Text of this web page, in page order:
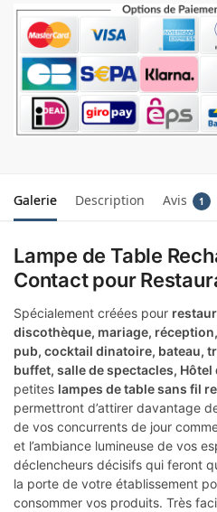
Galerie Description Avis 1
Lampe de Table
Contact pour
Spécialement créées pour
discothèque, mariage,
pub, cocktail dinatoire, bateau,
buffet, salle de spectacles, Hôtel
petites lampes de table sans fil
permettront d’attirer davantage
de vos concurrents de jour
et l’ambiance lumineuse de vos
déclencheurs décisifs qui feront
la porte de votre établissement
consommer vos produits. Très